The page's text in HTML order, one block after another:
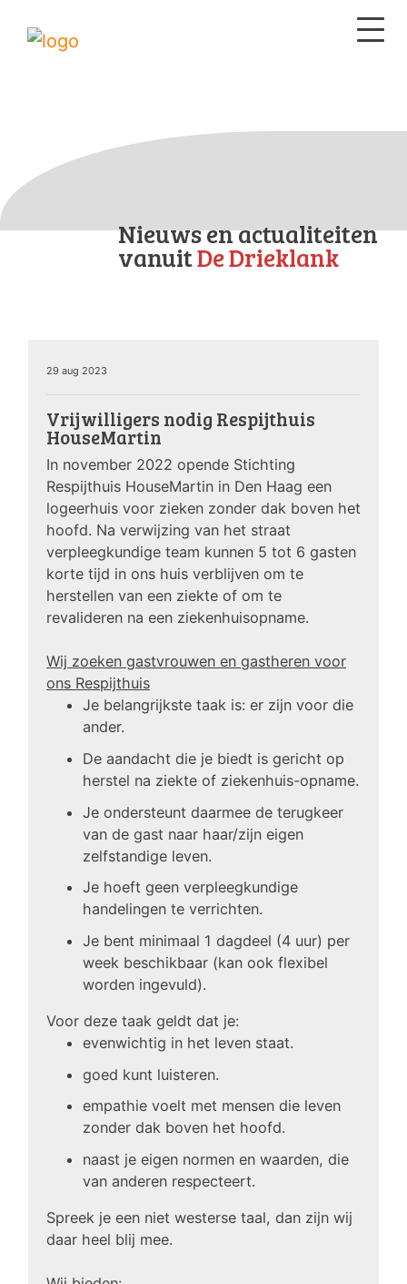
Nieuws en actualiteiten
vanuitDe Drieklank
29 aug 2023
Vrijwilligers nodig Respijthuis
HouseMartin
In november 2022 opende Stichting
Respijthuis HouseMartin in Den Haag een
logeerhuis voor zieken zonder dak boven het
hoofd. Na verwijzing van het straat
verpleegkundige team kunnen 5 tot 6 gasten
korte tijd in ons huis verblijven om te
herstellen van een ziekte of om te
revalideren na een ziekenhuisopname.
Wij zoeken gastvrouwen en gastheren voor
ons Respijthuis
Je belangrijkste taak is: er zijn voor die
ander.
De aandacht die je biedt is gericht op
herstel na ziekte of ziekenhuis-opname.
Je ondersteunt daarmee de terugkeer
van de gast naar haar/zijn eigen
zelfstandige leven.
Je hoeft geen verpleegkundige
handelingen te verrichten.
Je bent minimaal 1 dagdeel (4 uur) per
week beschikbaar (kan ook flexibel
worden ingevuld).
Voor deze taak geldt dat je:
evenwichtig in het leven staat.
goed kunt luisteren.
empathie voelt met mensen die leven
zonder dak boven het hoofd.
naast je eigen normen en waarden, die
van anderen respecteert.
Spreek je een niet westerse taal, dan zijn wij
daar heel blij mee.